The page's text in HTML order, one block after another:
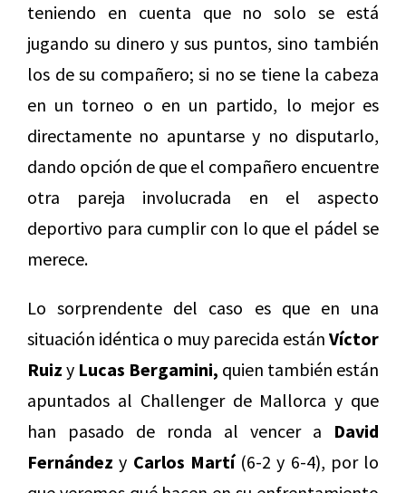
teniendo en cuenta que no solo se está
jugando su dinero y sus puntos, sino también
los de su compañero; si no se tiene la cabeza
en un torneo o en un partido, lo mejor es
directamente no apuntarse y no disputarlo,
dando opción de que el compañero encuentre
otra pareja involucrada en el aspecto
deportivo para cumplir con lo que el pádel se
merece.
Lo sorprendente del caso es que en una
situación idéntica o muy parecida están Víctor
Ruiz y Lucas Bergamini, quien también están
apuntados al Challenger de Mallorca y que
han pasado de ronda al vencer a David
Fernández y Carlos Martí(6-2 y 6-4), por lo